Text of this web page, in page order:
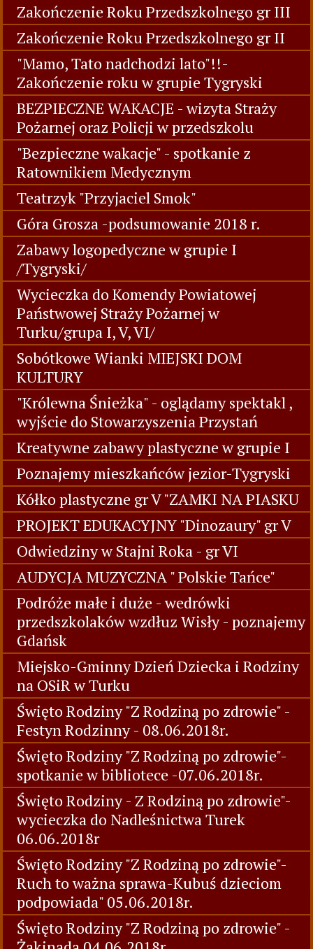
Zakończenie Roku Przedszkolnego gr VI
Zakończenie Roku Przedszkolnego gr V
Zakończenie Roku Przedszkolnego gr IV
Zakończenie Roku Przedszkolnego gr III
Zakończenie Roku Przedszkolnego gr II
"Mamo, Tato nadchodzi lato"!!-
Zakończenie roku w grupie Tygryski
BEZPIECZNE WAKACJE - wizyta Straży
Pożarnej oraz Policji w przedszkolu
"Bezpieczne wakacje" - spotkanie z
Ratownikiem Medycznym
Teatrzyk "Przyjaciel Smok"
Góra Grosza -podsumowanie 2018 r.
Zabawy logopedyczne w grupie I
/Tygryski/
Wycieczka do Komendy Powiatowej
Państwowej Straży Pożarnej w
Turku/grupa I, V, VI/
Sobótkowe Wianki MIEJSKI DOM
KULTURY
"Królewna Śnieżka" - oglądamy spektakl ,
wyjście do Stowarzyszenia Przystań
Kreatywne zabawy plastyczne w grupie I
Poznajemy mieszkańców jezior-Tygryski
Kółko plastyczne gr V "ZAMKI NA PIASKU
PROJEKT EDUKACYJNY "Dinozaury" gr V
Odwiedziny w Stajni Roka - gr VI
AUDYCJA MUZYCZNA " Polskie Tańce"
Podróże małe i duże - wedrówki
przedszkolaków wzdłuz Wisły - poznajemy
Gdańsk
Miejsko-Gminny Dzień Dziecka i Rodziny
na OSiR w Turku
Święto Rodziny "Z Rodziną po zdrowie" -
Festyn Rodzinny - 08.06.2018r.
Święto Rodziny "Z Rodziną po zdrowie"-
spotkanie w bibliotece -07.06.2018r.
Święto Rodziny - Z Rodziną po zdrowie"-
wycieczka do Nadleśnictwa Turek
06.06.2018r